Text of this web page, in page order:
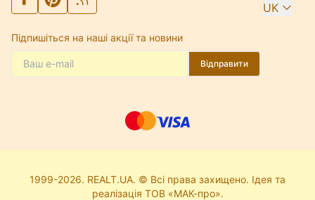
UK
Підпишіться на наші акції та новини
Відправити
1999-2026. REALT.UA. © Всі права захищено. Ідея та
реалізація ТОВ «МАК-про».